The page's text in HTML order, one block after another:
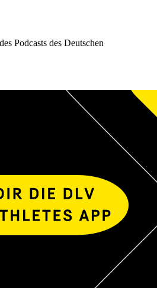
Podcasts des Deutschen